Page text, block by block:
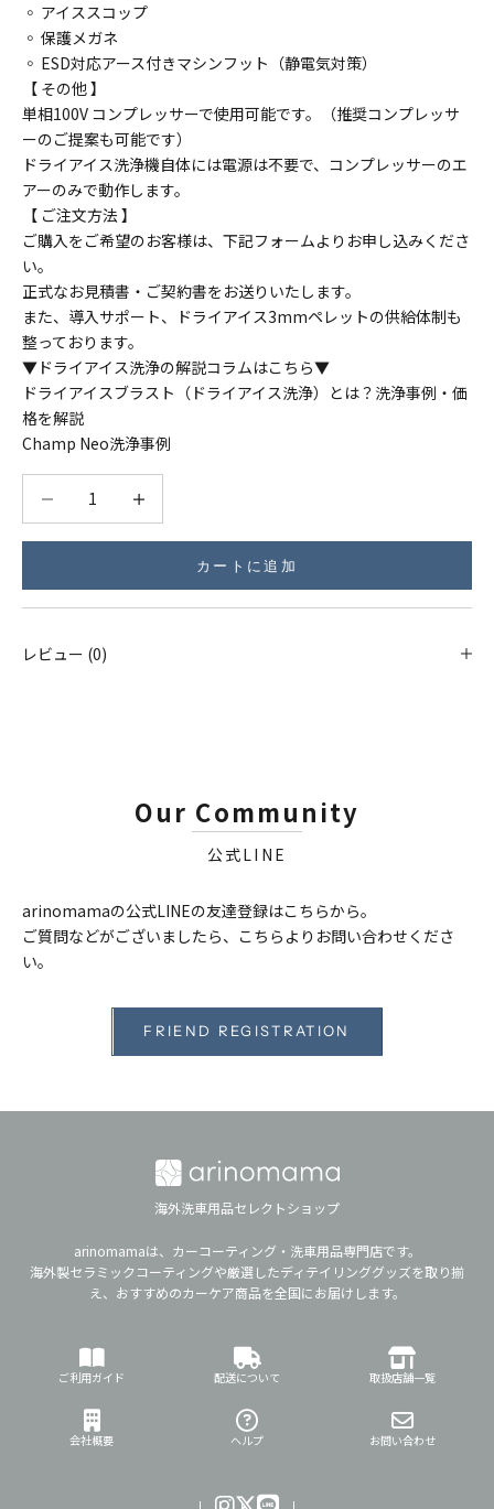
◦ アイススコップ
◦ 保護メガネ
◦ ESD対応アース付きマシンフット（静電気対策）
【 その他 】
単相100V コンプレッサーで使用可能です。（推奨コンプレッサ
ーのご提案も可能です）
ドライアイス洗浄機自体には電源は不要で、コンプレッサーのエ
アーのみで動作します。
【 ご注文方法 】
ご購入をご希望のお客様は、下記フォームよりお申し込みくださ
い。
正式なお見積書・ご契約書をお送りいたします。
また、導入サポート、ドライアイス3mmペレットの供給体制も
整っております。
▼ドライアイス洗浄の解説コラムはこちら▼
ドライアイスブラスト（ドライアイス洗浄）とは？洗浄事例・価
格を解説
Champ Neo洗浄事例
カートに追加
レビュー (0)
Our Community
公式LINE
arinomamaの公式LINEの友達登録はこちらから。
ご質問などがございましたら、こちらよりお問い合わせくださ
い。
FRIEND REGISTRATION
海外洗車用品セレクトショップ
arinomamaは、カーコーティング・洗車用品専門店です。
海外製セラミックコーティングや厳選したディテイリンググッズを取り揃
え、おすすめのカーケア商品を全国にお届けします。
ご利用ガイド 配送について 取扱店舗一覧
会社概要 ヘルプ お問い合わせ